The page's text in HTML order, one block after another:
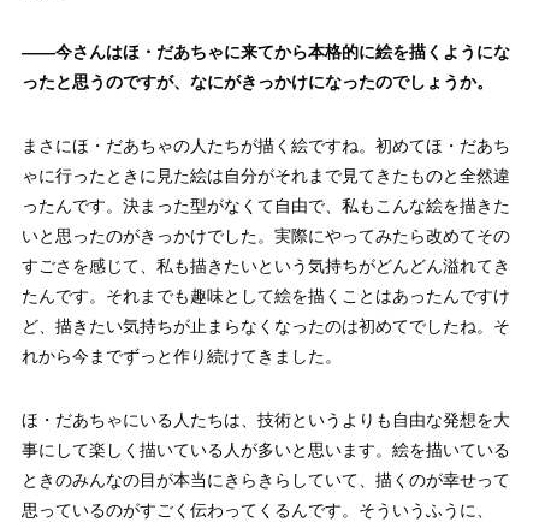
——今さんはほ・だあちゃに来てから本格的に絵を描くようにな
ったと思うのですが、なにがきっかけになったのでしょうか。
まさにほ・だあちゃの人たちが描く絵ですね。初めてほ・だあち
ゃに行ったときに見た絵は自分がそれまで見てきたものと全然違
ったんです。決まった型がなくて自由で、私もこんな絵を描きた
いと思ったのがきっかけでした。実際にやってみたら改めてその
すごさを感じて、私も描きたいという気持ちがどんどん溢れてき
たんです。それまでも趣味として絵を描くことはあったんですけ
ど、描きたい気持ちが止まらなくなったのは初めてでしたね。そ
れから今までずっと作り続けてきました。
ほ・だあちゃにいる人たちは、技術というよりも自由な発想を大
事にして楽しく描いている人が多いと思います。絵を描いている
ときのみんなの目が本当にきらきらしていて、描くのが幸せって
思っているのがすごく伝わってくるんです。そういうふうに、